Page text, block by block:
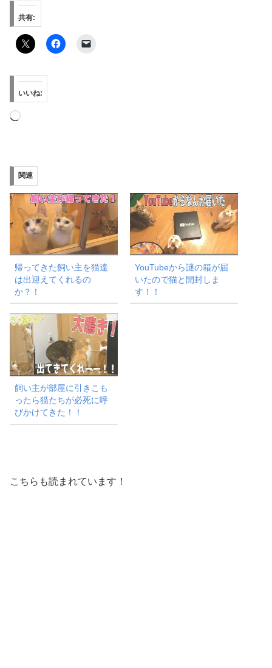
共有:
いいね:
読
み
中…
関連
帰ってきた飼い主を猫達
は出迎えてくれるの
か？！
YouTubeから謎の箱が届
いたので猫と開封しま
す！！
飼い主が部屋に引きこも
ったら猫たちが必死に呼
びかけてきた！！
こちらも読まれています！